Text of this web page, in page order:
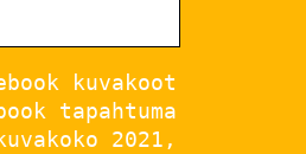
kuvakoot
tapahtuma
2021,